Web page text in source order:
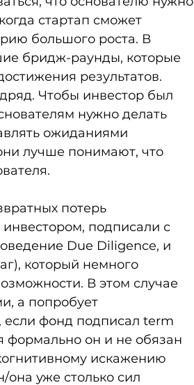
стартап сможет
большого роста. В
бридж-раунды, которые
результатов.
Чтобы инвестор был
нужно делать
ожиданиями
лучше понимают, что
потерь
подписали с
Due Diligence, и
который немного
В этом случае
а попробует
если фонд подписал term
формально он и не обязан
искажению
она уже столько сил